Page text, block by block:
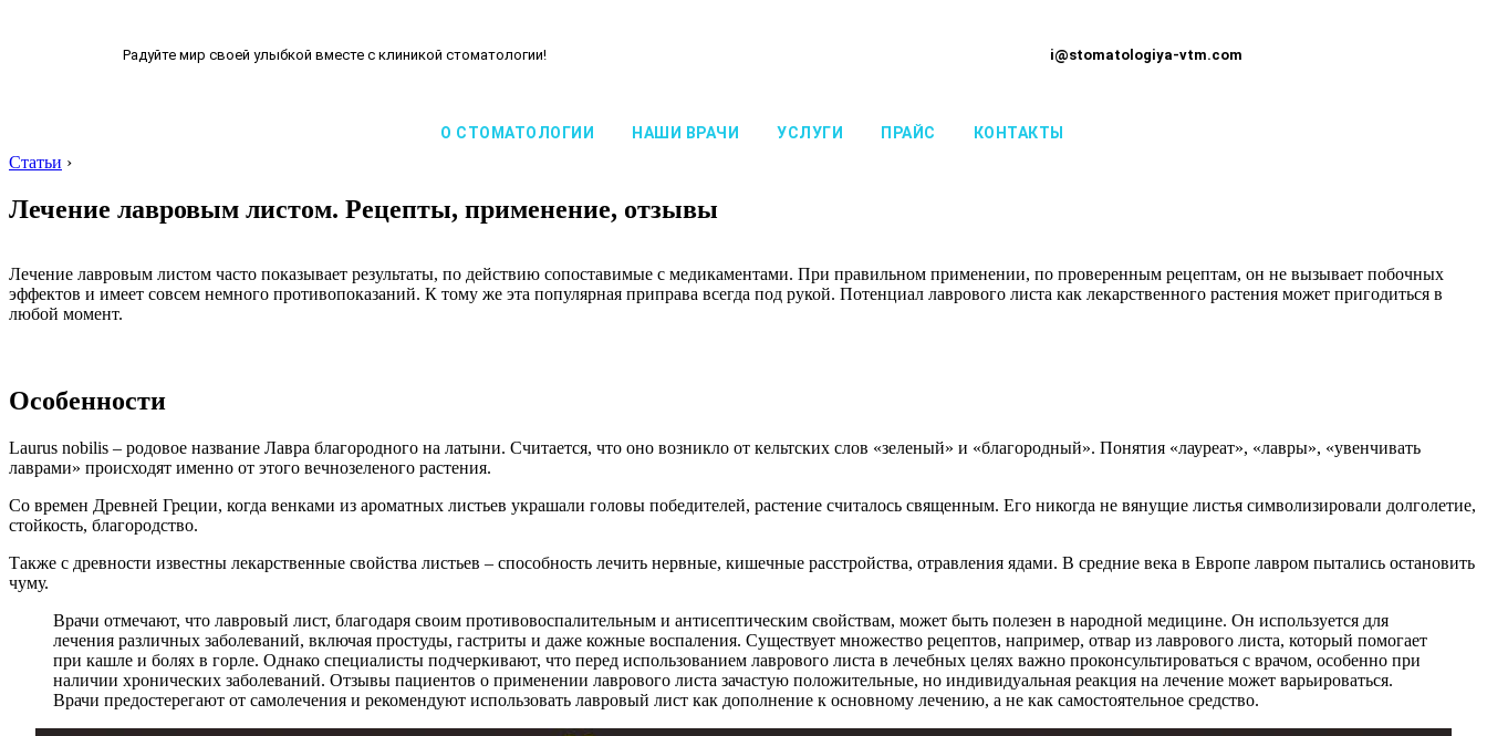
Радуйте мир своей улыбкой вместе с клиникой стоматологии! i@stomatologiya-vtm.com
О СТОМАТОЛОГИИ НАШИ ВРАЧИ УСЛУГИ ПРАЙС КОНТАКТЫ
Статьи ›
Лечение лавровым листом. Рецепты, применение, отзывы
Лечение лавровым листом часто показывает результаты, по действию сопоставимые с медикаментами. При правильном применении, по проверенным рецептам, он не вызывает побочных
эффектов и имеет совсем немного противопоказаний. К тому же эта популярная приправа всегда под рукой. Потенциал лаврового листа как лекарственного растения может пригодиться в
любой момент.
Особенности
Laurus nobilis – родовое название Лавра благородного на латыни. Считается, что оно возникло от кельтских слов «зеленый» и «благородный». Понятия «лауреат», «лавры», «увенчивать
лаврами» происходят именно от этого вечнозеленого растения.
Со времен Древней Греции, когда венками из ароматных листьев украшали головы победителей, растение считалось священным. Его никогда не вянущие листья символизировали долголетие,
стойкость, благородство.
Также с древности известны лекарственные свойства листьев – способность лечить нервные, кишечные расстройства, отравления ядами. В средние века в Европе лавром пытались остановить
чуму.
Врачи отмечают, что лавровый лист, благодаря своим противовоспалительным и антисептическим свойствам, может быть полезен в народной медицине. Он используется для
лечения различных заболеваний, включая простуды, гастриты и даже кожные воспаления. Существует множество рецептов, например, отвар из лаврового листа, который помогает
при кашле и болях в горле. Однако специалисты подчеркивают, что перед использованием лаврового листа в лечебных целях важно проконсультироваться с врачом, особенно при
наличии хронических заболеваний. Отзывы пациентов о применении лаврового листа зачастую положительные, но индивидуальная реакция на лечение может варьироваться.
Врачи предостерегают от самолечения и рекомендуют использовать лавровый лист как дополнение к основному лечению, а не как самостоятельное средство.